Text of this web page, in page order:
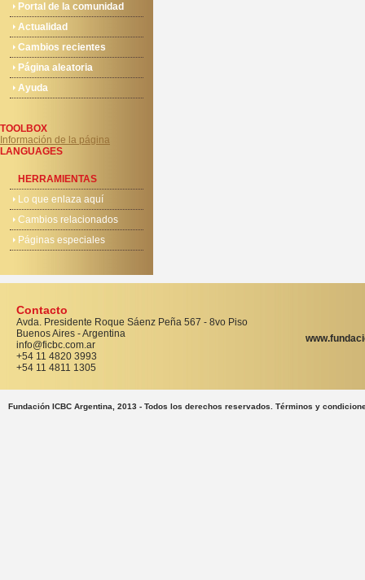
Portal de la comunidad
Actualidad
Cambios recientes
Página aleatoria
Ayuda
TOOLBOX
Información de la página
LANGUAGES
HERRAMIENTAS
Lo que enlaza aquí
Cambios relacionados
Páginas especiales
Contacto
Avda. Presidente Roque Sáenz Peña 567 - 8vo Piso
Buenos Aires - Argentina
info@ficbc.com.ar
+54 11 4820 3993
+54 11 4811 1305
Fundación ICBC Argentina, 2013 - Todos los derechos reservados. Términos y